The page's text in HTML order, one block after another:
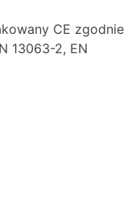
CE zgodnie
13063-2, EN